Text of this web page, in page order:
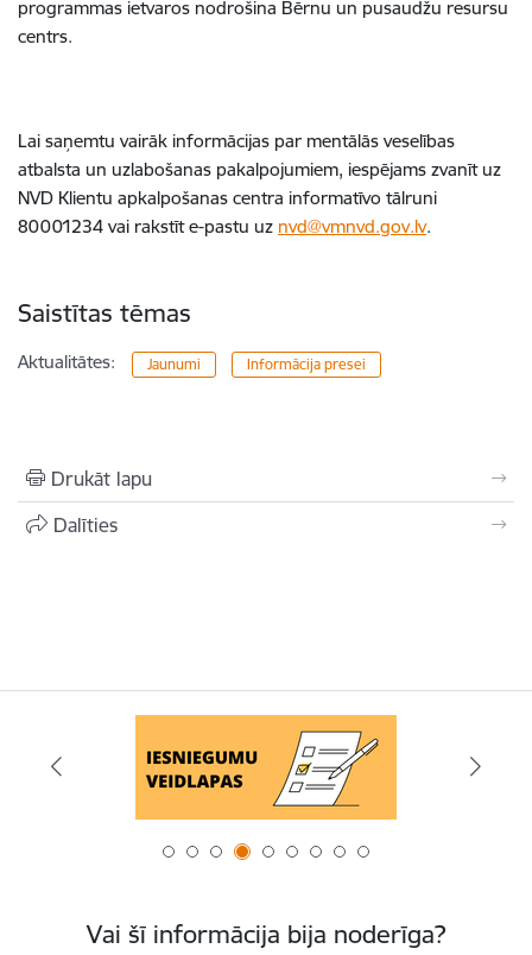
programmas ietvaros nodrošina Bērnu un pusaudžu resursu
centrs.
Lai saņemtu vairāk informācijas par mentālās veselības
atbalsta un uzlabošanas pakalpojumiem, iespējams zvanīt uz
NVD Klientu apkalpošanas centra informatīvo tālruni
80001234 vai rakstīt e-pastu uz nvd@vmnvd.gov.lv.
Saistītas tēmas
Aktualitātes: Jaunumi Informācija presei
Drukāt lapu
Dalīties
Vai šī informācija bija noderīga?